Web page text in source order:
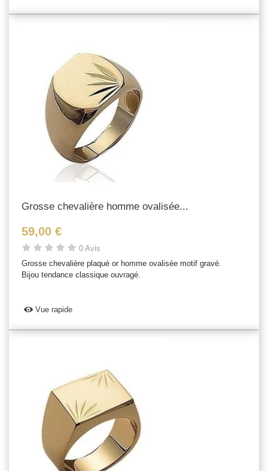
Grosse chevalière homme ovalisée...
59,00 €
0 Avis
Grosse chevalière plaqué or homme ovalisée motif gravé.
Bijou tendance classique ouvragé.
Vue rapide